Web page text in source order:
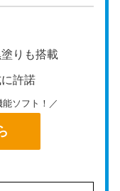
編集ソフトで
業務に特化して
バーへのファイ
理が完結するた
（※起動時の更
りも搭載
許諾
ソフト！／